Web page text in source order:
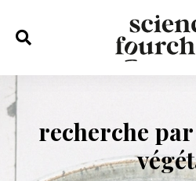
rechercher :
recherche